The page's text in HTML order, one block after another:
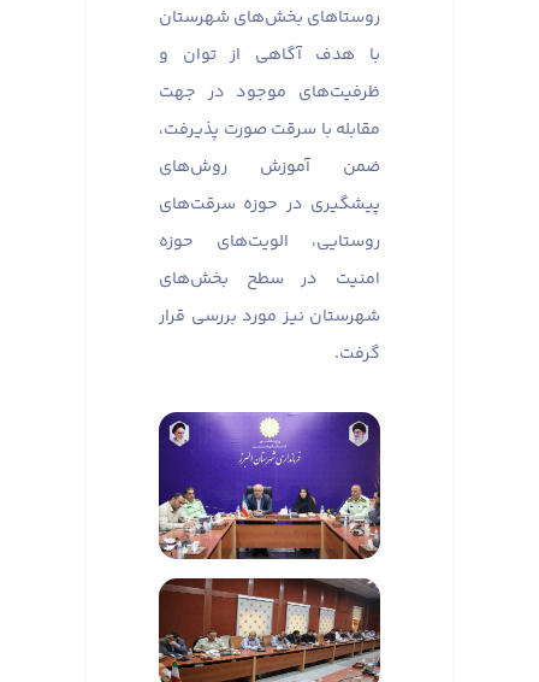
روستاهای بخش‌های شهرستان
با هدف آگاهی از توان و
ظرفیت‌های موجود در جهت
مقابله با سرقت صورت پذیرفت،
ضمن آموزش روش‌های
پیشگیری در حوزه سرقت‌های
روستایی، الویت‌های حوزه
امنیت در سطح بخش‌های
شهرستان نیز مورد بررسی قرار
گرفت.